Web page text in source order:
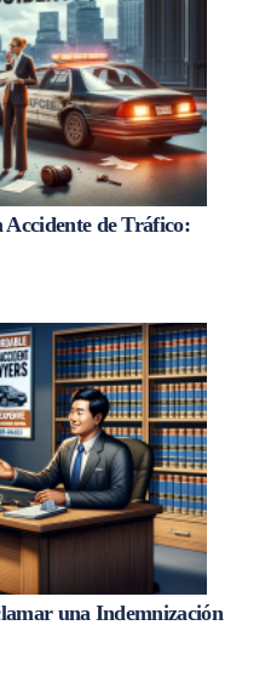
Accidente de Tráfico:
una Indemnización